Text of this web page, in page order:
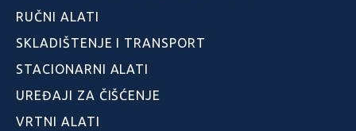
RUČNI ALATI
SKLADIŠTENJE I TRANSPORT
STACIONARNI ALATI
UREĐAJI ZA ČIŠĆENJE
VRTNI ALATI